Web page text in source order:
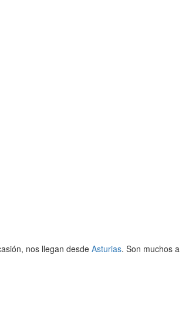
nos llegan desde Asturias. Son muchos a